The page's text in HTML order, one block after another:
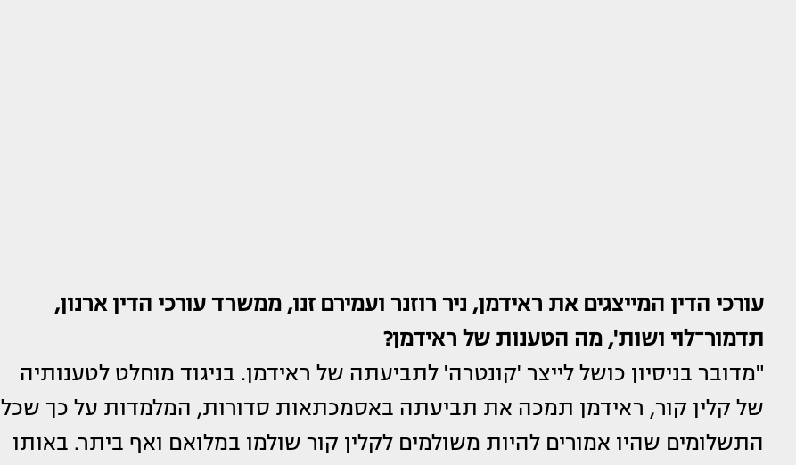
⁠עורכי הדין המייצגים את ראידמן, ניר רוזנר ועמירם זנו, ממשרד עורכי הדין ארנון,
תדמור־לוי ושות', מה הטענות של ראידמן?
"מדובר בניסיון כושל לייצר 'קונטרה' לתביעתה של ראידמן. בניגוד מוחלט לטענותיה
של קלין קור, ראידמן תמכה את תביעתה באסמכתאות סדורות, המלמדות על כך שכל
התשלומים שהיו אמורים להיות משולמים לקלין קור שולמו במלואם ואף ביתר. באותו